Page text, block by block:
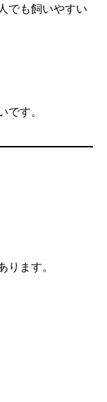
でも飼いやすい
です。
ります。